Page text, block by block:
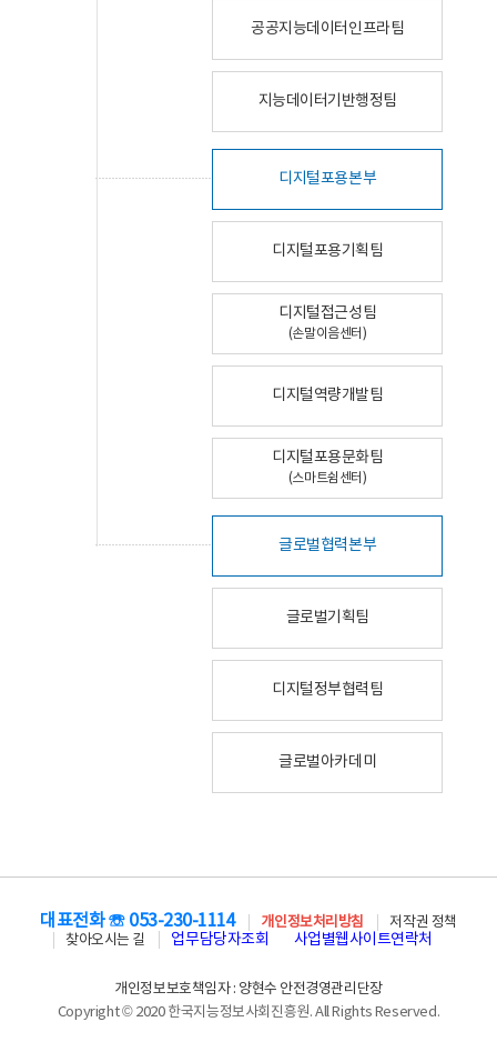
공공지능데이터인프라팀
지능데이터기반행정팀
디지털포용본부
디지털포용기획팀
디지털접근성팀
(손말이음센터)
디지털역량개발팀
디지털포용문화팀
(스마트쉼센터)
글로벌협력본부
글로벌기획팀
디지털정부협력팀
글로벌아카데미
대표전화 ☏ 053-230-1114 개인정보처리방침
저작권 정책
찾아오시는 길
업무담당자조회 사업별웹사이트연락처
개인정보보호책임자 : 양현수 안전경영관리단장
Copyright © 2020 한국지능정보사회진흥원. All Rights Reserved.